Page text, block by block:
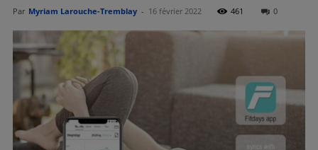
Par Myriam Larouche-Tremblay - 16 février 2022 461 0